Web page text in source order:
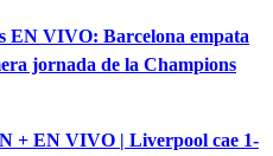
EN VIVO: Barcelona empata
jornada de la Champions
+ EN VIVO | Liverpool cae 1-